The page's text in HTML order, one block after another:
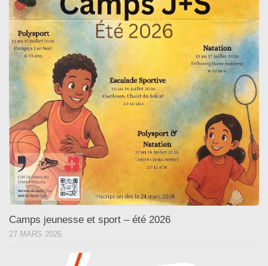
Camps jeunesse et sport – été 2026
27 MARS 2026